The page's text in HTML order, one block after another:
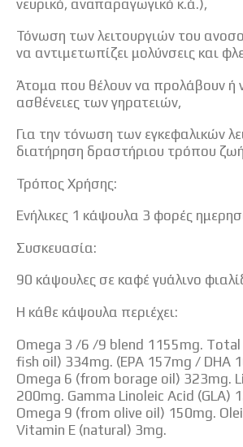
νευρικό, αναπαραγωγικό κ.ά.),
Τόνωση των λειτουργιών του
να αντιμετωπίζει μολύνσεις και
Άτομα που θέλουν να προλάβουν ή
ασθένειες των γηρατειών,
Για την τόνωση των εγκεφαλικών
διατήρηση δραστήριου τρόπου
Τρόπος Χρήσης:
Ενήλικες 1 κάψουλα 3 φορές
Συσκευασία:
90 κάψουλες σε καφέ γυάλινο
Η κάθε κάψουλα περιέχει:
Omega 3 /6 /9 blend 1155mg.
fish oil) 334mg. (EPA 157mg / DHA
Omega 6 (from borage oil) 323mg.
200mg. Gamma Linoleic Acid (GLA)
Omega 9 (from olive oil) 150mg.
Vitamin E (natural) 3mg.